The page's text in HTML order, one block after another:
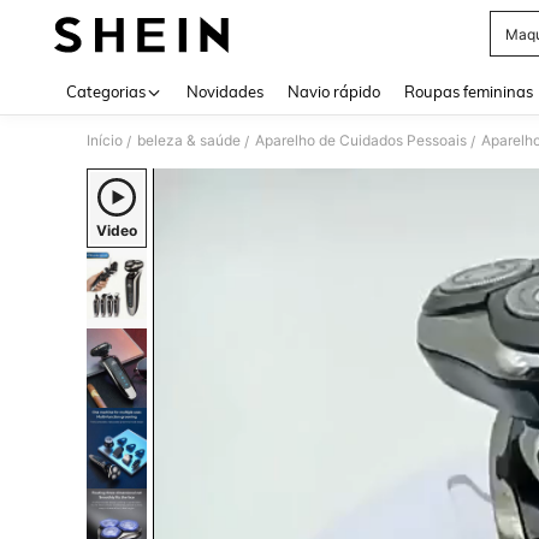
Categorias Novidades Navio rápido Roupas femininas
Início / beleza & saúde / Aparelho de Cuidados Pessoais /
Video